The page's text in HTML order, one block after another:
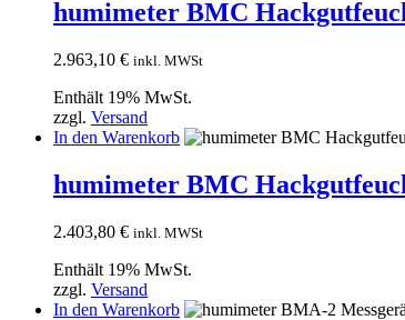
humimeter BMC
2.963,10 € inkl. MWSt
Enthält 19% MwSt.
zzgl. Versand
In den Warenkorb
humimeter BMC
2.403,80 € inkl. MWSt
Enthält 19% MwSt.
zzgl. Versand
In den Warenkorb